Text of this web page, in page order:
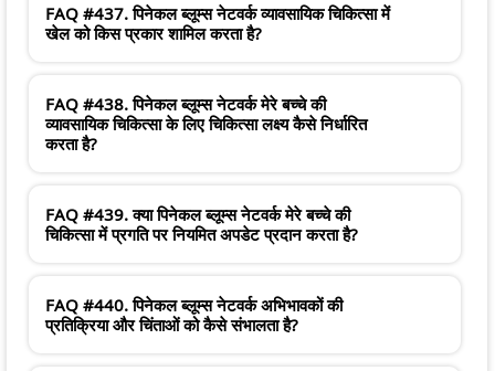
FAQ #437. पिनेकल ब्लूम्स नेटवर्क व्यावसायिक चिकित्सा में
खेल को किस प्रकार शामिल करता है?
FAQ #438. पिनेकल ब्लूम्स नेटवर्क मेरे बच्चे की
व्यावसायिक चिकित्सा के लिए चिकित्सा लक्ष्य कैसे निर्धारित
करता है?
FAQ #439. क्या पिनेकल ब्लूम्स नेटवर्क मेरे बच्चे की
चिकित्सा में प्रगति पर नियमित अपडेट प्रदान करता है?
FAQ #440. पिनेकल ब्लूम्स नेटवर्क अभिभावकों की
प्रतिक्रिया और चिंताओं को कैसे संभालता है?